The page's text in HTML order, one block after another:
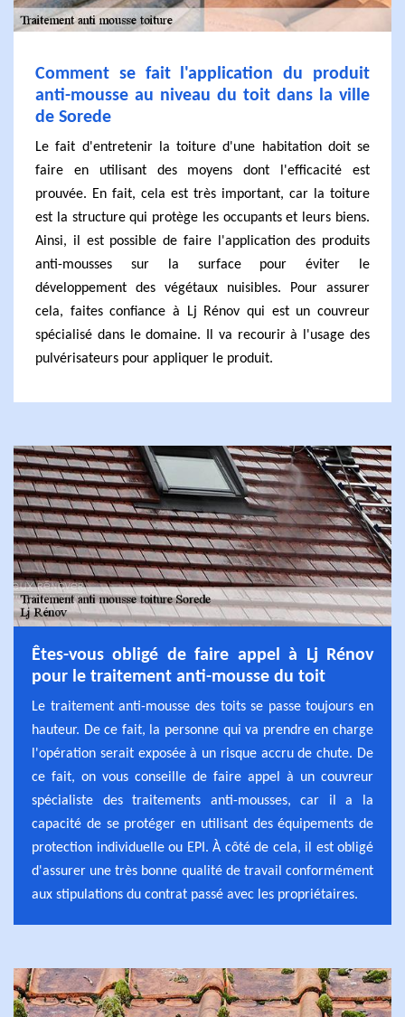
Comment se fait l'application du produit
anti-mousse au niveau du toit dans la ville
de Sorede
Le fait d'entretenir la toiture d'une habitation doit se
faire en utilisant des moyens dont l'efficacité est
prouvée. En fait, cela est très important, car la toiture
est la structure qui protège les occupants et leurs biens.
Ainsi, il est possible de faire l'application des produits
anti-mousses sur la surface pour éviter le
développement des végétaux nuisibles. Pour assurer
cela, faites confiance à Lj Rénov qui est un couvreur
spécialisé dans le domaine. Il va recourir à l'usage des
pulvérisateurs pour appliquer le produit.
Êtes-vous obligé de faire appel à Lj Rénov
pour le traitement anti-mousse du toit
Le traitement anti-mousse des toits se passe toujours en
hauteur. De ce fait, la personne qui va prendre en charge
l'opération serait exposée à un risque accru de chute. De
ce fait, on vous conseille de faire appel à un couvreur
spécialiste des traitements anti-mousses, car il a la
capacité de se protéger en utilisant des équipements de
protection individuelle ou EPI. À côté de cela, il est obligé
d'assurer une très bonne qualité de travail conformément
aux stipulations du contrat passé avec les propriétaires.